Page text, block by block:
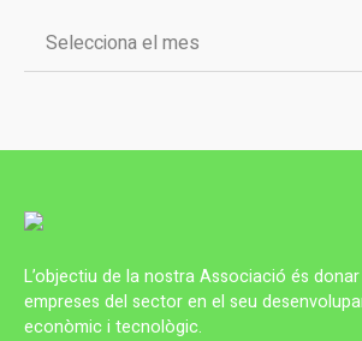
L’objectiu de la nostra Associació és
empreses del sector en el seu
econòmic i tecnològic.